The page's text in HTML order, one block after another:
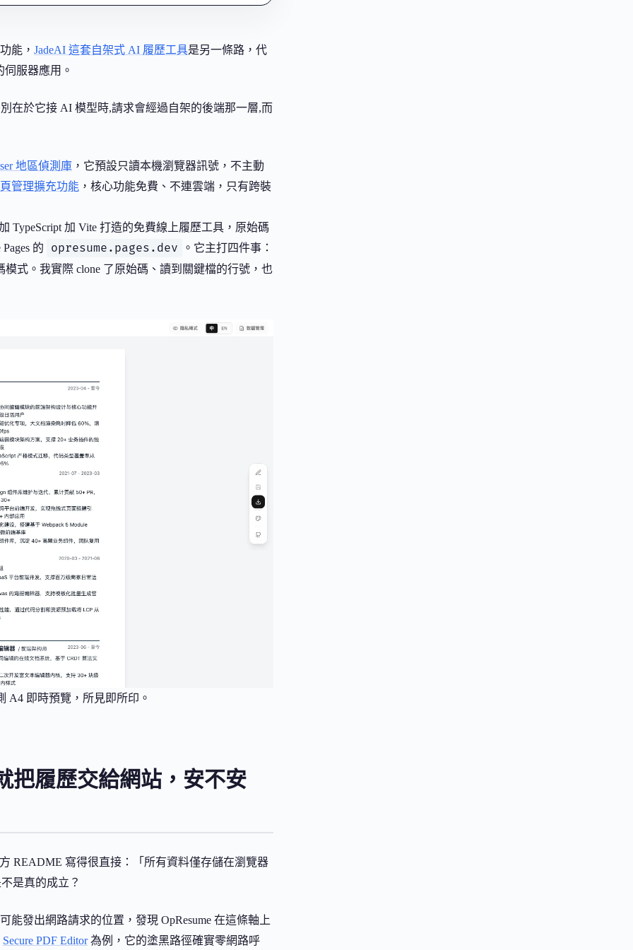
能， JadeAI 這套自架式 AI 履歷工具是另一條路，代
服器應用。
在於它接 AI 模型時,請求會經過自架的後端那一層,而
地區偵測庫 ，它預設只讀本機瀏覽器訊號，不主動
管理擴充功能 ，核心功能免費、不連雲端，只有跨裝
TypeScript 加 Vite 打造的免費線上履歷工具，原始碼
的
opresume.pages.dev
。它主打四件事：
式。我實際 clone 了原始碼、讀到關鍵檔的行號，也
A4 即時預覽，所見即所印。
把履歷交給網站，安不安
README 寫得很直接：「所有資料僅存儲在瀏覽器
是真的成立？
發出網路請求的位置，發現 OpResume 在這條軸上
Secure PDF Editor為例，它的塗黑路徑確實零網路呼